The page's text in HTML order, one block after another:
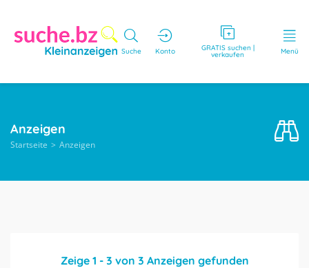
Suche Konto GRATIS suchen |
verkaufen Menü
Anzeigen
Startseite Anzeigen
Zeige 1 - 3 von 3 Anzeigen gefunden